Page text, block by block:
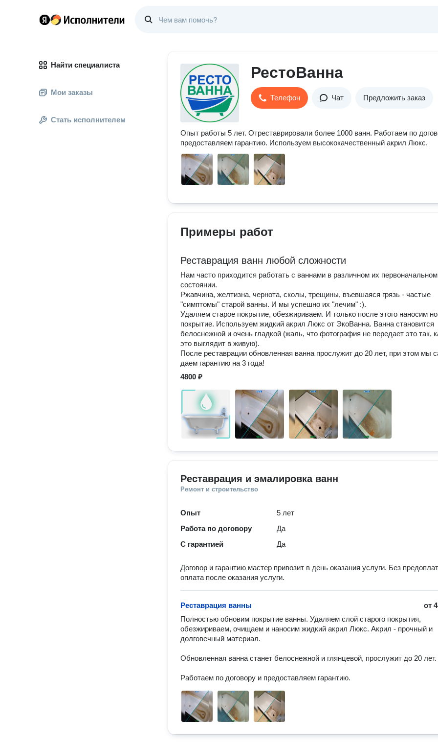
Найти специалиста
Мои заказы
Стать исполнителем
РестоВанна
Телефон Чат Предложить заказ
Опыт работы 5 лет. Отреставрировали более 1000 ванн. Работаем по
предоставляем гарантию. Используем высококачественный акрил Люкс.
Примеры работ
Реставрация ванн любой сложности
Нам часто приходится работать с ваннами в различном их первоначальном
состоянии.
Ржавчина, желтизна, чернота, сколы, трещины, въевшаяся грязь - частые
"симптомы" старой ванны. И мы успешно их "лечим" :).
Удаляем старое покрытие, обезжириваем. И только после этого наносим
покрытие. Используем жидкий акрил Люкс от ЭкоВанна. Ванна становится
белоснежной и очень гладкой (жаль, что фотография не передает это так,
это выглядит в живую).
После реставрации обновленная ванна прослужит до 20 лет, при этом мы
даем гарантию на 3 года!
4800 ₽
Реставрация и эмалировка ванн
Ремонт и строительство
Опыт
5 лет
Работа по договору
Да
С гарантией
Да
Договор и гарантию мастер привозит в день оказания услуги. Без
оплата после оказания услуги.
от
Реставрация ванны
Полностью обновим покрытие ванны. Удаляем слой старого покрытия,
обезжириваем, очищаем и наносим жидкий акрил Люкс. Акрил - прочный и
долговечный материал.
Обновленная ванна станет белоснежной и глянцевой, прослужит до 20 лет.
Работаем по договору и предоставляем гарантию.